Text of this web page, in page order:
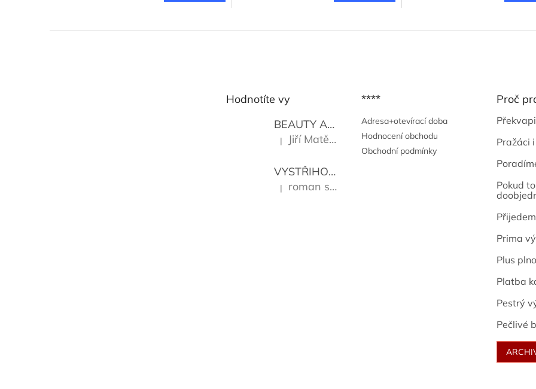
Hodnotíte vy
BEAUTY AND THE BEAT
Go Go's
Hodnocení produktu je 5 z 5 hvězdiček.
| Jiří Matějů
VYSTŘIHOVÁNKY - PRAŽSKÉ PAMÁTKY Kropáček
Hodnocení produktu je 5 z 5 hvězdiček.
| roman sekanina
****
Adresa+otevírací doba
Hodnocení obchodu
Obchodní podmínky
Proč
Pražáci
Pokud
Prima
Plus
Platba
Pestrý
Pečlivé